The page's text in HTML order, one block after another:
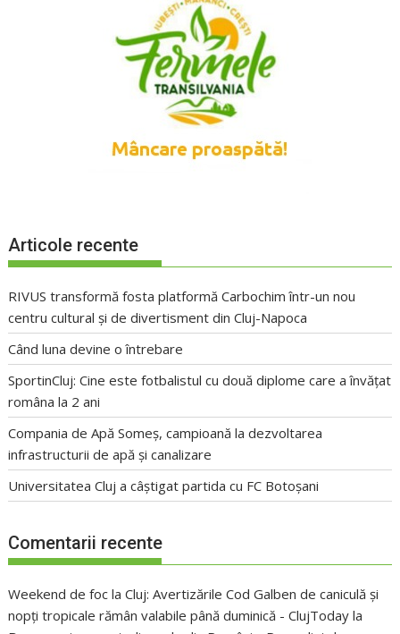
Articole recente
RIVUS transformă fosta platformă Carbochim într-un nou
centru cultural și de divertisment din Cluj-Napoca
Când luna devine o întrebare
SportinCluj: Cine este fotbalistul cu două diplome care a învățat
româna la 2 ani
Compania de Apă Someș, campioană la dezvoltarea
infrastructurii de apă și canalizare
Universitatea Cluj a câștigat partida cu FC Botoșani
Comentarii recente
Weekend de foc la Cluj: Avertizările Cod Galben de caniculă și
nopți tropicale rămân valabile până duminică - ClujToday la